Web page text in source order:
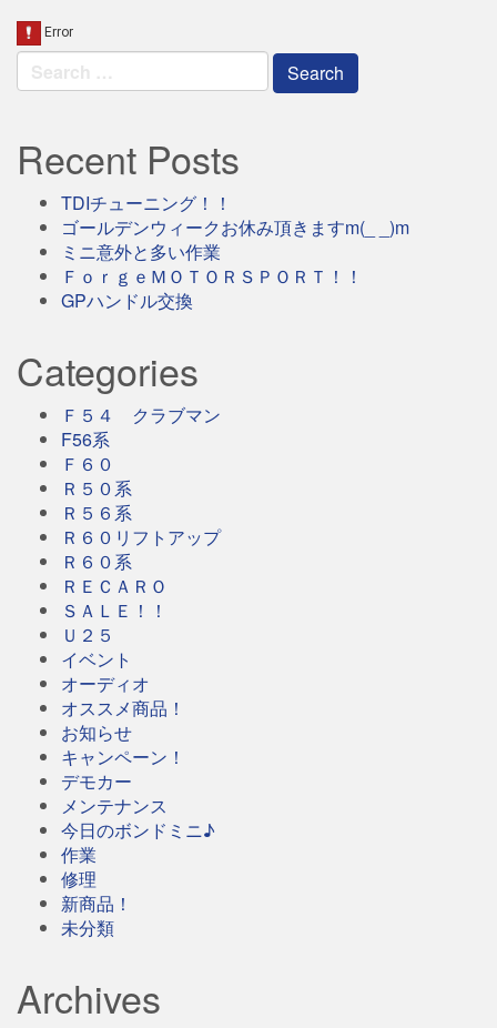
Search
for:
Recent Posts
TDIチューニング！！
ゴールデンウィークお休み頂きますm(_ _)m
ミニ意外と多い作業
ＦｏｒｇｅＭＯＴＯＲＳＰＯＲＴ！！
GPハンドル交換
Categories
Ｆ５４ クラブマン
F56系
Ｆ６０
Ｒ５０系
Ｒ５６系
Ｒ６０リフトアップ
Ｒ６０系
ＲＥＣＡＲＯ
ＳＡＬＥ！！
Ｕ２５
イベント
オーディオ
オススメ商品！
お知らせ
キャンペーン！
デモカー
メンテナンス
今日のボンドミニ♪
作業
修理
新商品！
未分類
Archives